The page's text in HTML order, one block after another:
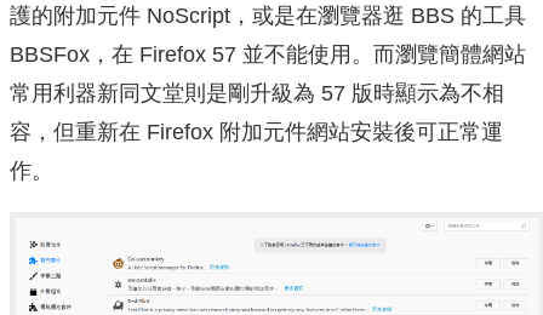
護的附加元件 NoScript，或是在瀏覽器逛 BBS 的工具
BBSFox，在 Firefox 57 並不能使用。而瀏覽簡體網站
常用利器新同文堂則是剛升級為 57 版時顯示為不相
容，但重新在 Firefox 附加元件網站安裝後可正常運
作。